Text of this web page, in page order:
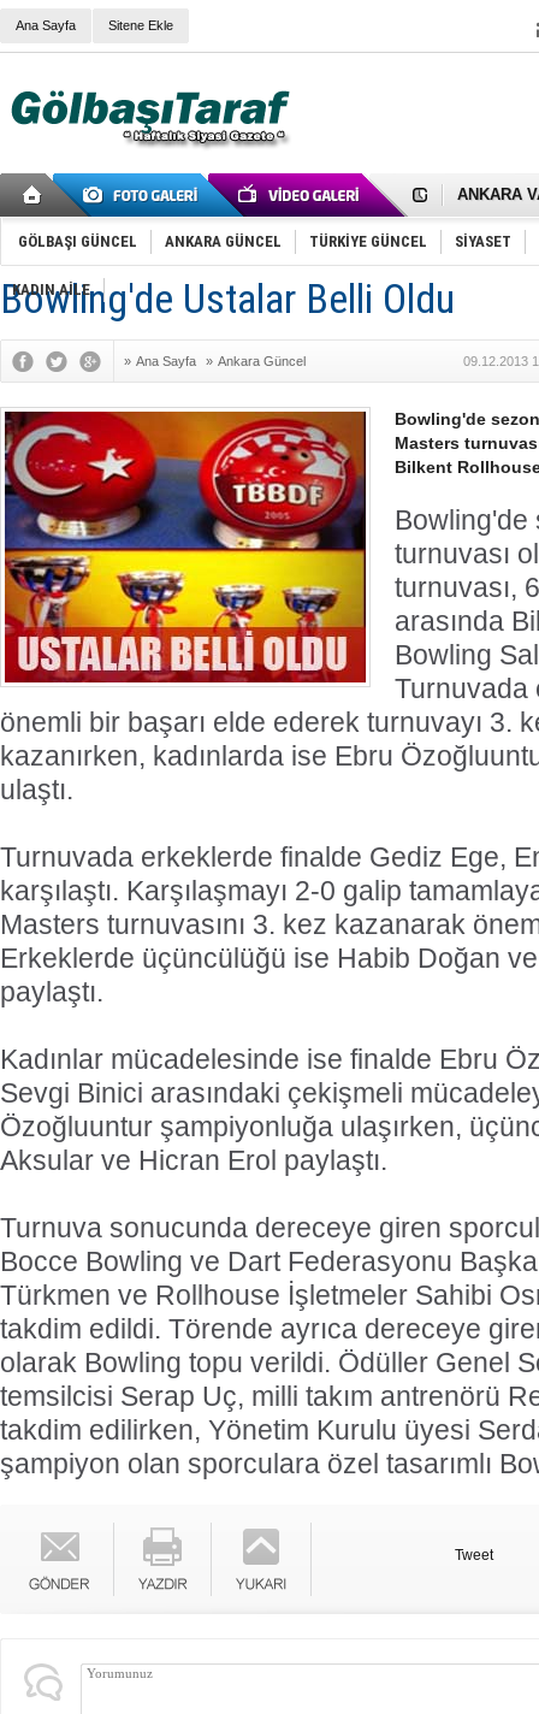
Ana Sayfa Sitene Ekle
Cemal
Samet
FAİZ
Mikail
Gölbaşı
GÖLBAŞI GÜNCEL ANKARA GÜNCEL TÜRKİYE GÜNCEL SİYASET
KADIN AİLE
Bowling'de Ustalar Belli Oldu
» Ana Sayfa » Ankara Güncel 09.12.2013
Bowling'de
Masters
Bilkent
Bowling'de
turnuvası
turnuvası,
arasında
Bowling
Turnuvada
önemli bir başarı elde ederek turnuvayı 3.
kazanırken, kadınlarda ise Ebru
ulaştı.
Turnuvada erkeklerde finalde Gediz Ege,
karşılaştı. Karşılaşmayı 2-0 galip
Masters turnuvasını 3. kez kazanarak
Erkeklerde üçüncülüğü ise Habib Doğan
paylaştı.
Kadınlar mücadelesinde ise finalde Ebru
Sevgi Binici arasındaki çekişmeli
Özoğluuntur şampiyonluğa ulaşırken,
Aksular ve Hicran Erol paylaştı.
Turnuva sonucunda dereceye giren
Bocce Bowling ve Dart Federasyonu
Türkmen ve Rollhouse İşletmeler Sahibi
takdim edildi. Törende ayrıca dereceye
olarak Bowling topu verildi. Ödüller Genel
temsilcisi Serap Uç, milli takım antrenörü
takdim edilirken, Yönetim Kurulu üyesi
şampiyon olan sporculara özel tasarımlı
Tweet